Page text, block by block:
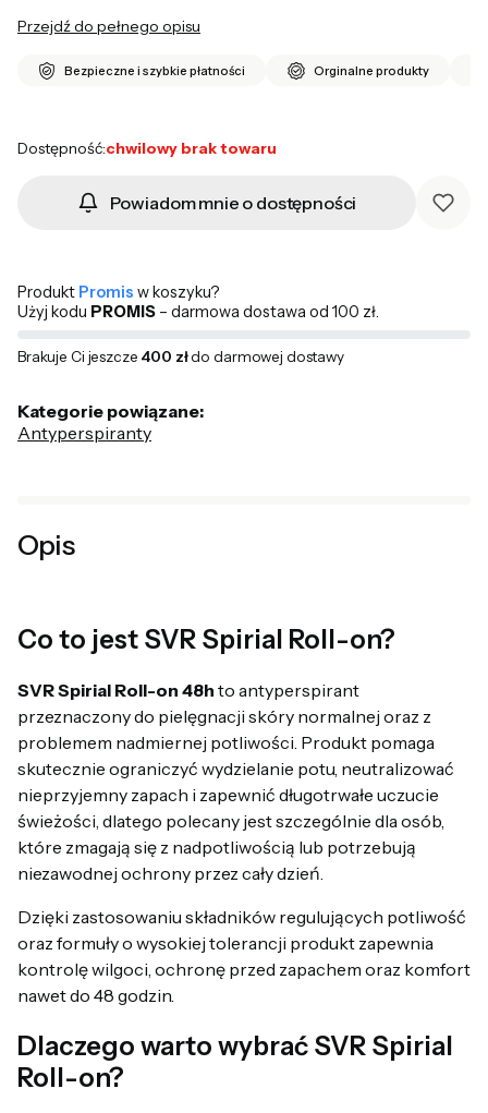
Przejdź do pełnego opisu
Bezpieczne i szybkie płatności Orginalne produkty
Dostępność:chwilowy brak towaru
Powiadom mnie o dostępności
Produkt Promis w koszyku?
Użyj kodu PROMIS – darmowa dostawa od 100 zł.
Brakuje Ci jeszcze 400 złdo darmowej dostawy
Kategorie powiązane:
Antyperspiranty
Opis
Co to jest SVR Spirial Roll-on?
SVR Spirial Roll-on 48h to antyperspirant
przeznaczony do pielęgnacji skóry normalnej oraz z
problemem nadmiernej potliwości. Produkt pomaga
skutecznie ograniczyć wydzielanie potu, neutralizować
nieprzyjemny zapach i zapewnić długotrwałe uczucie
świeżości, dlatego polecany jest szczególnie dla osób,
które zmagają się z nadpotliwością lub potrzebują
niezawodnej ochrony przez cały dzień.
Dzięki zastosowaniu składników regulujących potliwość
oraz formuły o wysokiej tolerancji produkt zapewnia
kontrolę wilgoci, ochronę przed zapachem oraz komfort
nawet do 48 godzin.
Dlaczego warto wybrać SVR Spirial
Roll-on?